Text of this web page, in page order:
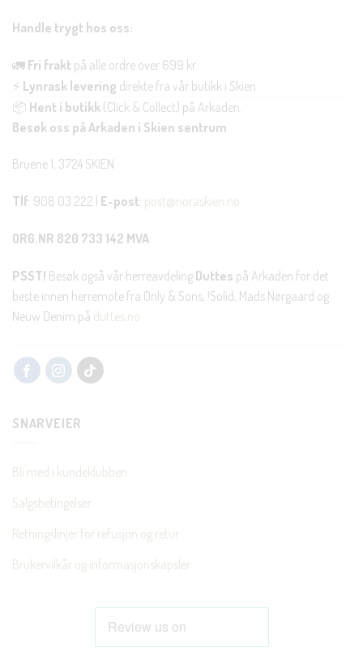
Handle trygt hos oss:
🚛 Fri frakt på alle ordre over 699 kr.
⚡ Lynrask levering direkte fra vår butikk i Skien.
📦 Hent i butikk (Click & Collect) på Arkaden.
Besøk oss på Arkaden i Skien sentrum
Bruene 1, 3724 SKIEN
Tlf: 908 03 222 | E-post: post@noraskien.no
ORG.NR 820 733 142 MVA
PSST! Besøk også vår herreavdeling Duttes på Arkaden for det
beste innen herremote fra Only & Sons, !Solid, Mads Nørgaard og
Neuw Denim på duttes.no
SNARVEIER
Bli med i kundeklubben
Salgsbetingelser
Retningslinjer for refusjon og retur
Brukervilkår og informasjonskapsler